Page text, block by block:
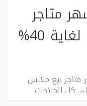
متاجر
40%
بيع ملابس
كل المنتجات